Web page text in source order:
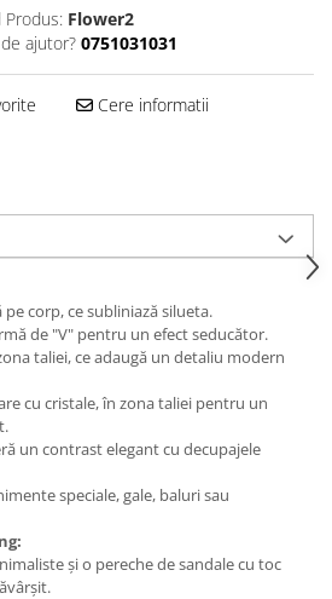
Produs: Flower2
ajutor? 0751031031
Cere informatii
corp, ce subliniază silueta.
de "V" pentru un efect seducător.
taliei, ce adaugă un detaliu modern
cu cristale, în zona taliei pentru un
un contrast elegant cu decupajele
speciale, gale, baluri sau
și o pereche de sandale cu toc